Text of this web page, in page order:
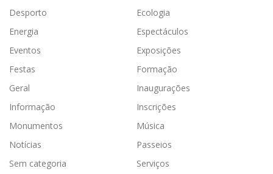
Desporto
Ecologia
Energia
Espectáculos
Eventos
Exposições
Festas
Formação
Geral
Inaugurações
Informação
Inscrições
Monumentos
Música
Notícias
Passeios
Sem categoria
Serviços